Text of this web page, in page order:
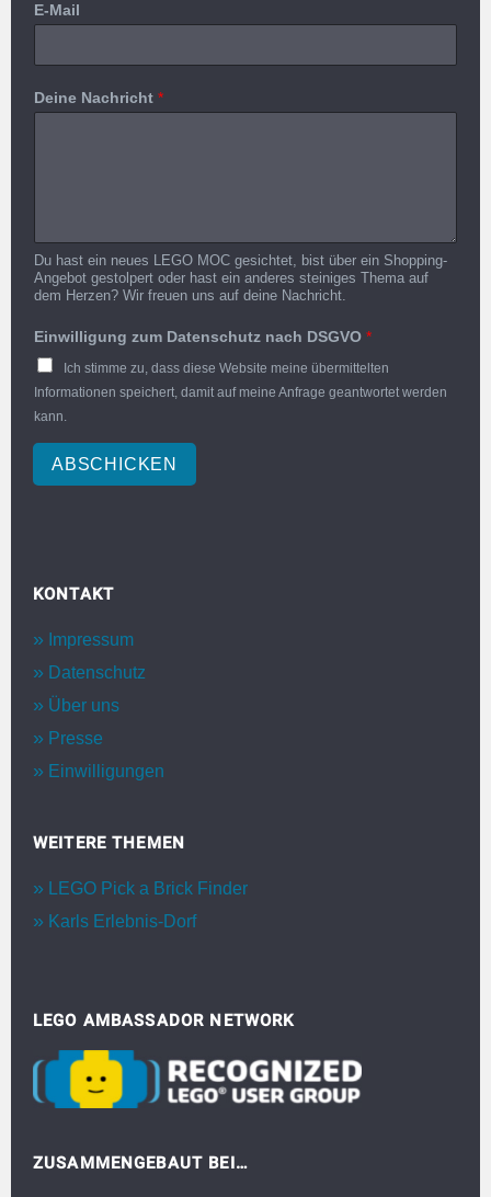
E-Mail
Deine Nachricht *
Du hast ein neues LEGO MOC gesichtet, bist über ein Shopping-
Angebot gestolpert oder hast ein anderes steiniges Thema auf
dem Herzen? Wir freuen uns auf deine Nachricht.
Einwilligung zum Datenschutz nach DSGVO *
Ich stimme zu, dass diese Website meine übermittelten
Informationen speichert, damit auf meine Anfrage geantwortet werden
kann.
ABSCHICKEN
KONTAKT
Impressum
Datenschutz
Über uns
Presse
Einwilligungen
WEITERE THEMEN
LEGO Pick a Brick Finder
Karls Erlebnis-Dorf
LEGO AMBASSADOR NETWORK
ZUSAMMENGEBAUT BEI…